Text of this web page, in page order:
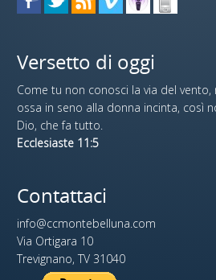
Versetto di oggi
Come tu non conosci la via del
ossa in seno alla donna incinta, così
Dio, che fa tutto.
Ecclesiaste 11:5
Contattaci
info@ccmontebelluna.com
Via Ortigara 10
Trevignano, TV 31040